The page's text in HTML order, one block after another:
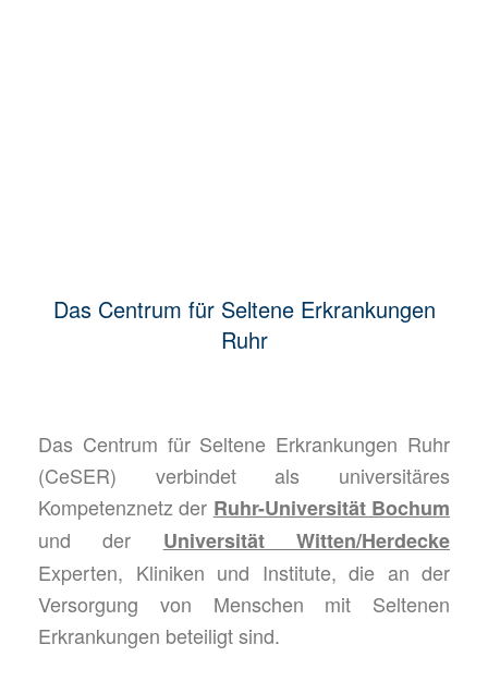
Das Centrum für Seltene Erkrankungen
Ruhr
Das Centrum für Seltene Erkrankungen Ruhr
(CeSER) verbindet als universitäres
Kompetenznetz der Ruhr-Universität Bochum
und der Universität Witten/Herdecke
Experten, Kliniken und Institute, die an der
Versorgung von Menschen mit Seltenen
Erkrankungen beteiligt sind.